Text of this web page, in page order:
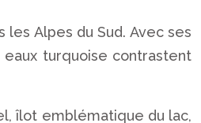
Alpes du Sud. Avec ses
turquoise contrastent
îlot emblématique du lac,